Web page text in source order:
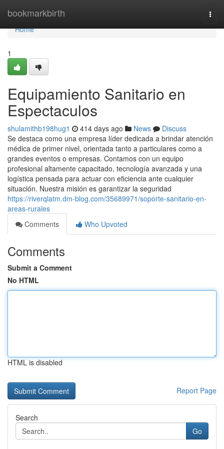
bookmarkbirth
Home
Home
1
Equipamiento Sanitario en
Espectaculos
shulamithb198hug1 414 days ago News
Discuss
Se destaca como una empresa líder dedicada a brindar atención
médica de primer nivel, orientada tanto a particulares como a
grandes eventos o empresas. Contamos con un equipo
profesional altamente capacitado, tecnología avanzada y una
logística pensada para actuar con eficiencia ante cualquier
situación. Nuestra misión es garantizar la seguridad
https://riverqlatm.dm-blog.com/35689971/soporte-sanitario-en-
areas-rurales
Comments
Who Upvoted
Comments
Submit a Comment
No HTML
HTML is disabled
Report Page
Search
Go